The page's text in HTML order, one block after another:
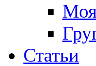
Статьи